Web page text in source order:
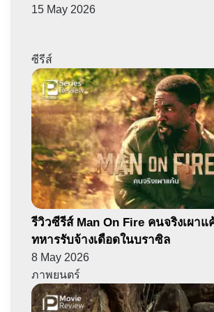
15 May 2026
ซีรีส์
รีวิวซีรีส์ Man On Fire คนจริงเผา
ทหารรับจ้างเดือดในบราซิล
8 May 2026
ภาพยนตร์